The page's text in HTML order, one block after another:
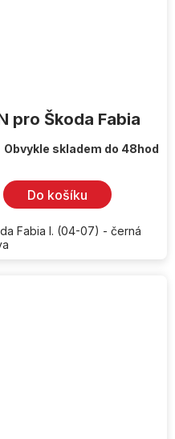
pro Škoda Fabia
Obvykle skladem do 48hod
Do košíku
Fabia I. (04-07) - černá